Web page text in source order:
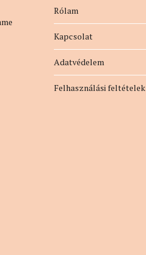
Rólam
Kapcsolat
Adatvédelem
Felhasználási feltételek